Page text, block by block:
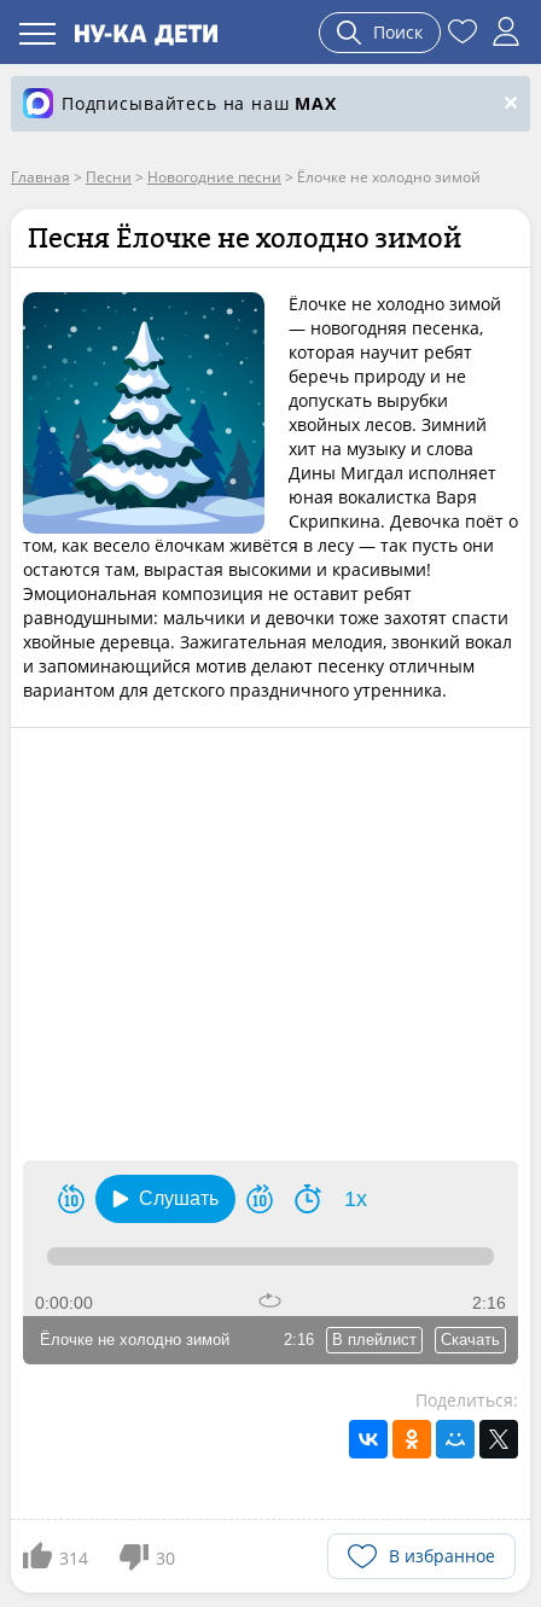
Поиск
Подписывайтесь на наш MAX
Главная > Песни > Новогодние песни > Ёлочке не холодно зимой
Песня Ёлочке не холодно зимой
Ёлочке не холодно зимой
— новогодняя песенка,
которая научит ребят
беречь природу и не
допускать вырубки
хвойных лесов. Зимний
хит на музыку и слова
Дины Мигдал исполняет
юная вокалистка Варя
Скрипкина. Девочка поёт о
том, как весело ёлочкам живётся в лесу — так пусть они
остаются там, вырастая высокими и красивыми!
Эмоциональная композиция не оставит ребят
равнодушными: мальчики и девочки тоже захотят спасти
хвойные деревца. Зажигательная мелодия, звонкий вокал
и запоминающийся мотив делают песенку отличным
вариантом для детского праздничного утренника.
Слушать 1x
0:00:00 2:16
2:16 В плейлист Скачать
Ёлочке не холодно зимой
Поделиться:
314 30 В избранное